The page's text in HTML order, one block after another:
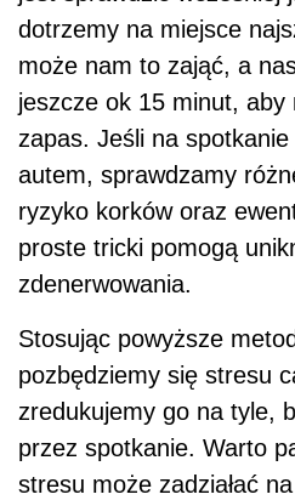
dotrzemy na miejsce
może nam to zająć, a
jeszcze ok 15 minut, aby
zapas. Jeśli na
autem, sprawdzamy
ryzyko korków oraz
proste tricki pomogą
zdenerwowania.
Stosując powyższe
pozbędziemy się stresu
zredukujemy go na tyle,
przez spotkanie. Warto
stresu może zadziałać